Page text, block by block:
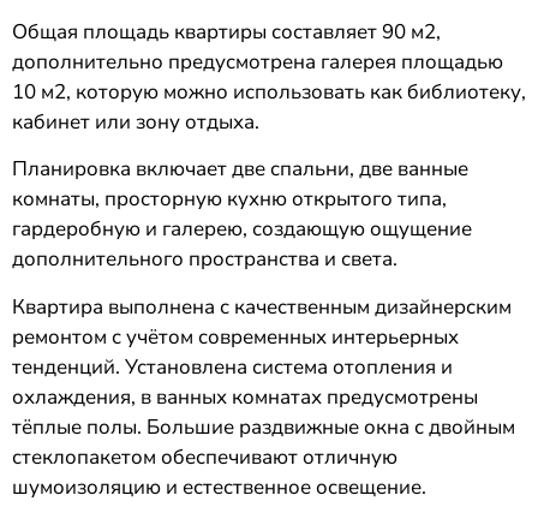
Общая площадь квартиры составляет 90 м2,
дополнительно предусмотрена галерея площадью
10 м2, которую можно использовать как библиотеку,
кабинет или зону отдыха.
Планировка включает две спальни, две ванные
комнаты, просторную кухню открытого типа,
гардеробную и галерею, создающую ощущение
дополнительного пространства и света.
Квартира выполнена с качественным дизайнерским
ремонтом с учётом современных интерьерных
тенденций. Установлена система отопления и
охлаждения, в ванных комнатах предусмотрены
тёплые полы. Большие раздвижные окна с двойным
стеклопакетом обеспечивают отличную
шумоизоляцию и естественное освещение.